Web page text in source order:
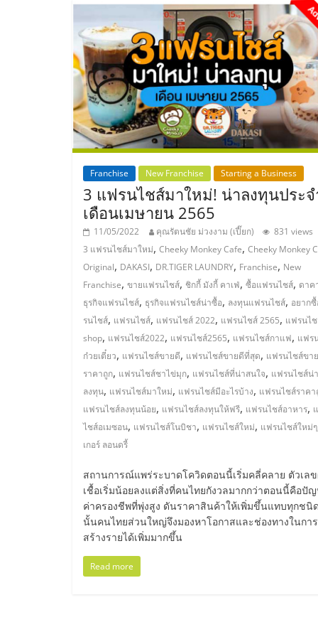
และ
ขยาย
สา
ขา
แฟ
รน
ไชส์,
ศูนย์
รวม
แฟ
รน
ไชส์
พร้อม
ทำเล
สำหรับ
Franchise New Franchise Starting a Business
3 แฟรนไชส์มาใหม่! น่าลงทุนประจ
เดือนเมษายน 2565
11/05/2022 คุณรัตนชัย ม่วงงาม (เปี๊ยก)
831 views
3 แฟรนไชส์มาใหม่, Cheeky Monkey Cafe, Cheeky Monkey
Original, DAKASI, DR.TIGER LAUNDRY, Franchise, New
Franchise, ขายแฟรนไชส์, ชิกกี้ มังกี้ คาเฟ่, ซื้อแฟรนไชส์, ดาค
ธุรกิจแฟรนไชส์, ธุรกิจแฟรนไชส์น่าซื้อ, ลงทุนแฟรนไชส์, อยาก
รนไชส์, แฟรนไชส์, แฟรนไชส์ 2022, แฟรนไชส์ 2565, แฟรนไ
shop, แฟรนไชส์2022, แฟรนไชส์2565, แฟรนไชส์กาแฟ, แฟร
ก๋วยเตี๋ยว, แฟรนไชส์ขายดี, แฟรนไชส์ขายดีที่สุด, แฟรนไชส์ขา
ราคาถูก, แฟรนไชส์ชาไข่มุก, แฟรนไชส์ที่น่าสนใจ, แฟรนไชส์น่า
ลงทุน, แฟรนไชส์มาใหม่, แฟรนไชส์มีอะไรบ้าง, แฟรนไชส์ราคา
แฟรนไชส์ลงทุนน้อย, แฟรนไชส์ลงทุนให้ฟรี, แฟรนไชส์อาหาร,
ไชส์อเมซอน, แฟรนไชส์โนบิชา, แฟรนไชส์ใหม่, แฟรนไชส์ใหม่ๆ
เกอร์ ลอนดรี้
สถานการณ์แพร่ระบาดโควิดตอนนี้เริ่มคลี่คลาย ตัวเล
เชื้อเริ่มน้อยลงแต่สิ่งที่คนไทยกังวลมากกว่าตอนนี้คือปั
ค่าครองชีพที่พุ่งสูง ดันราคาสินค้าให้เพิ่มขึ้นแทบทุกชนิ
นั้นคนไทยส่วนใหญ่จึงมองหาโอกาสและช่องทางในการ
สร้างรายได้เพิ่มมากขึ้น
Read more